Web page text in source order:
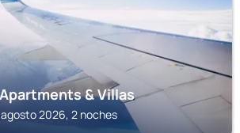
& Villas
agosto 2026, 2 noches